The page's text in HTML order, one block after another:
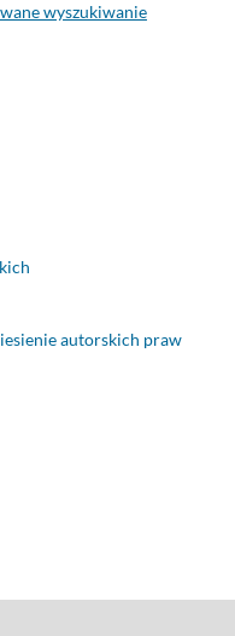
wyszukiwanie
autorskich praw